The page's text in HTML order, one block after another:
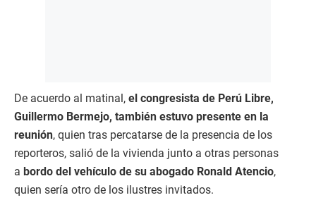
De acuerdo al matinal, el congresista de Perú Libre,
Guillermo Bermejo, también estuvo presente en la
reunión, quien tras percatarse de la presencia de los
reporteros, salió de la vivienda junto a otras personas
a bordo del vehículo de su abogado Ronald Atencio,
quien sería otro de los ilustres invitados.